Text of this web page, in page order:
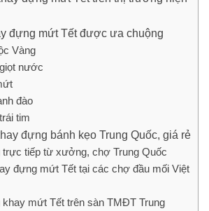
đựng mứt Tết được ưa chuộng
Vàng
nước
đào
tim
đựng bánh kẹo Trung Quốc, giá rẻ
trực tiếp từ xưởng, chợ Trung Quốc
đựng mứt Tết tại các chợ đầu mối Việt
khay mứt Tết trên sàn TMĐT Trung